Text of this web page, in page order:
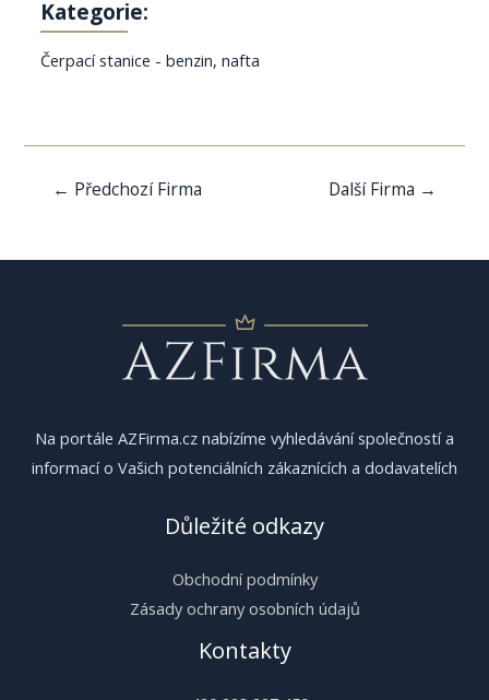
Kategorie:
Čerpací stanice - benzin, nafta
Navigace
← Předchozí Firma Další Firma →
Na portále AZFirma.cz nabízíme vyhledávání společností a
informací o Vašich potenciálních zákaznících a dodavatelích
Důležité odkazy
Obchodní podmínky
Zásady ochrany osobních údajů
Kontakty